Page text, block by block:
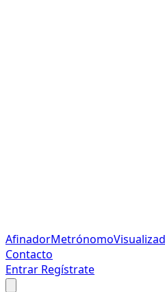
AfinadorMetrónomo
Contacto
Entrar Regístrate